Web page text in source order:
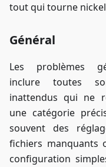
tout qui tourne
Général
Les problèmes
inclure toutes
inattendus qui ne
une catégorie
souvent des
fichiers manquants
configuration